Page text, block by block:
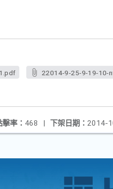
22014-9-25-9-19-10-
下架日期： 2014-
擊率： 468 |